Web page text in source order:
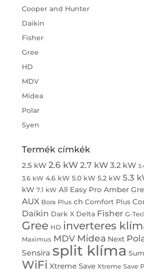
Cooper and Hunter
Daikin
Fisher
Gree
HD
MDV
Midea
Polar
Syen
Termék címkék
2.5 kW 2.6 kW 2.7 kW 3.2 kW
3.6 kW 4.6 kW 5.0 kW 5.2 kW 5.3
kW 7.1 kW All Easy Pro Amber
AUX Bora Plus ch Comfort Plus
Daikin Dark X Delta Fisher G-
Gree HD inverteres
Maximus MDV Midea Next
Sensira split klíma
WiFi Xtreme Save Xtreme Save